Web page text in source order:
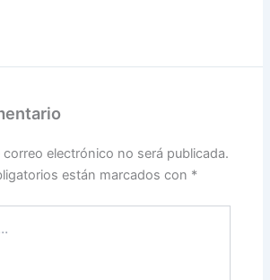
correo electrónico no será publicada.
están marcados con *